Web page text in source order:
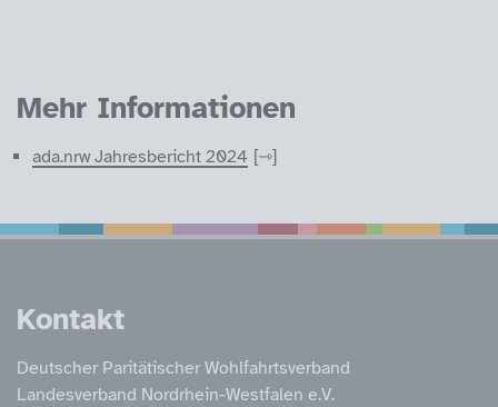
Mehr Informationen
ada.nrw Jahresbericht 2024
Service
Kontakt
Deutscher Paritätischer Wohlfahrtsverband
Landesverband Nordrhein-Westfalen e.V.